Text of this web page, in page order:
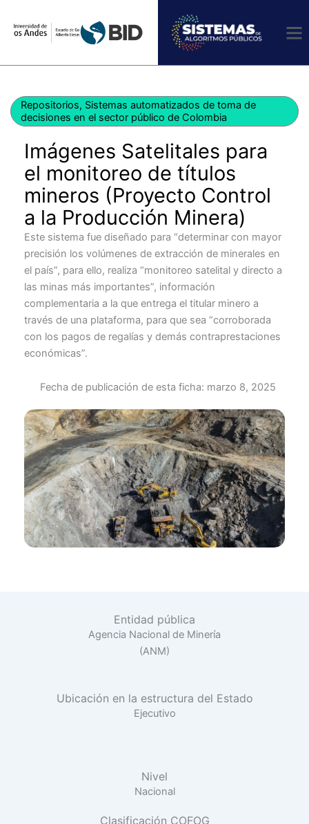
Repositorios, Sistemas automatizados de toma de
decisiones en el sector público de Colombia
Imágenes Satelitales para
el monitoreo de títulos
mineros (Proyecto Control
a la Producción Minera)
Este sistema fue diseñado para “determinar con mayor
precisión los volúmenes de extracción de minerales en
el país”, para ello, realiza “monitoreo satelital y directo a
las minas más importantes”, información
complementaria a la que entrega el titular minero a
través de una plataforma, para que sea “corroborada
con los pagos de regalías y demás contraprestaciones
económicas”.
Fecha de publicación de esta ficha: marzo 8, 2025
Entidad pública
Agencia Nacional de Minería
(ANM)
Ubicación en la estructura del Estado
Ejecutivo
Nivel
Nacional
Clasificación COFOG